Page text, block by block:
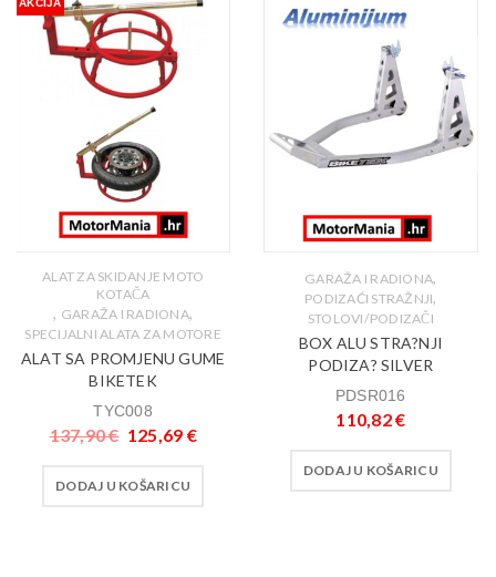
AKCIJA
ALAT ZA SKIDANJE MOTO
KOTAČA
, GARAŽA I RADIONA,
SPECIJALNI ALATA ZA MOTORE
ALAT SA PROMJENU GUME
BIKETEK
TYC008
137,90€ 125,69 €
DODAJ U KOŠARICU
GARAŽA I RADIONA,
PODIZAĆI STRAŽNJI,
STOLOVI/PODIZAČI
BOX ALU STRA?NJI
PODIZA? SILVER
PDSR016
110,82€
DODAJ U KOŠARICU